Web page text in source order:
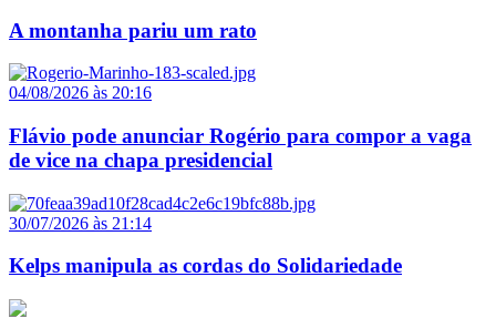
A montanha pariu um rato
04/08/2026 às 20:16
Flávio pode anunciar Rogério para compor a vaga
de vice na chapa presidencial
30/07/2026 às 21:14
Kelps manipula as cordas do Solidariedade